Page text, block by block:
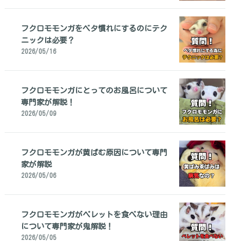
フクロモモンガをベタ慣れにするのにテク
ニックは必要？
2026/05/16
フクロモモンガにとってのお風呂について
専門家が解説！
2026/05/09
フクロモモンガが黄ばむ原因について専門
家が解説
2026/05/06
フクロモモンガがペレットを食べない理由
について専門家が鬼解説！
2026/05/05